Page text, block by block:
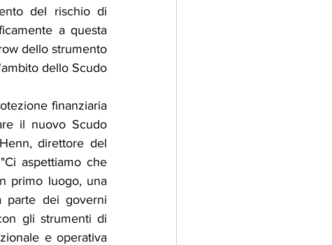
del rischio di
a questa
dello strumento
dello Scudo
finanziaria
il nuovo Scudo
direttore del
aspettiamo che
primo luogo, una
parte dei governi
gli strumenti di
e operativa